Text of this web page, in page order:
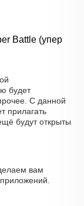
Battle (упер
будет
С данной
прилагать
будут открыты
вам